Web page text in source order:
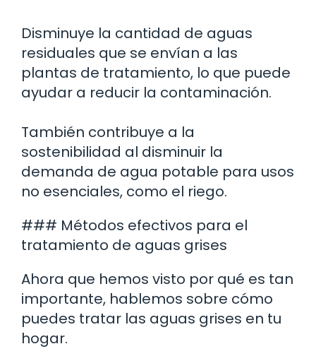
Disminuye la cantidad de aguas
residuales que se envían a las
plantas de tratamiento, lo que puede
ayudar a reducir la contaminación.
También contribuye a la
sostenibilidad al disminuir la
demanda de agua potable para usos
no esenciales, como el riego.
### Métodos efectivos para el
tratamiento de aguas grises
Ahora que hemos visto por qué es tan
importante, hablemos sobre cómo
puedes tratar las aguas grises en tu
hogar.